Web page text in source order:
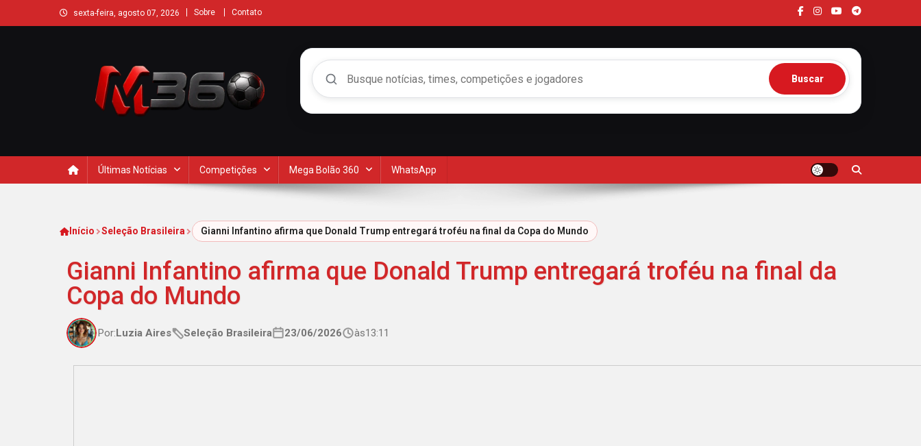
sexta-feira, agosto 07, 2026 Sobre Contato
Buscar no Mengão 360
Buscar
Últimas Notícias Competições Mega Bolão 360 WhatsApp
Início Seleção Brasileira Gianni Infantino afirma que Donald Trump entregará troféu na final da Copa do Mundo
Gianni Infantino afirma que Donald Trump entregará troféu na final da
Copa do Mundo
Por:Luzia Aires Seleção Brasileira 23/06/2026 às13:11